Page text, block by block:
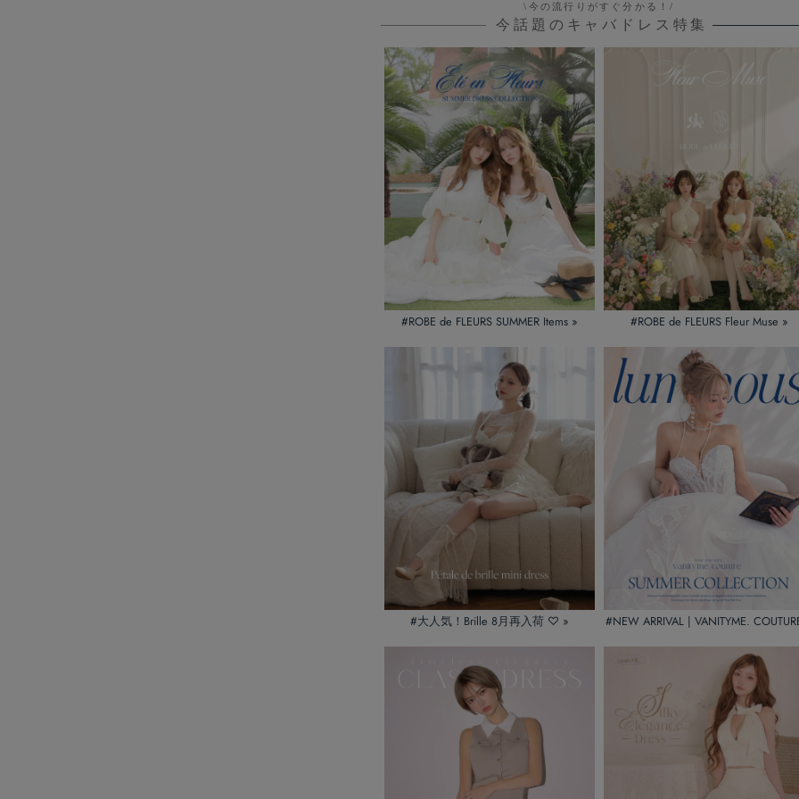
を豊富に取り扱っています。
「Sサイズでも大きい」と感じていたあなたにこそ、完璧にフィットするXSサイズを
け、夜の主役となる一着で最高の魅力をアピールしてください。
\今の流行りがすぐ分かる！/
今話題のキャバドレス特集
#ROBE de FLEURS SUMMER Items » #ROBE de FLEURS Fleur Muse »
#大人気！Brille 8月再入荷 ♡ » #NEW ARRIVAL | VANITYME.